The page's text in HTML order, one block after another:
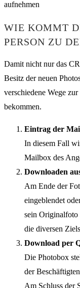
WIE KOMMT
PERSON ZU
Damit nicht nur das
Besitz der neuen
verschiedene Wege
bekommen.
Eintrag der
In diesem Fall
Mailbox des
Downloaden
Am Ende der
eingeblendet
sein Originalfoto
die diversen
Download per
Die Photobox
der
Am Schluss der